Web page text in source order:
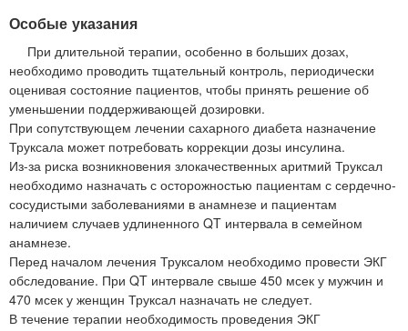
Особые указания
При длительной терапии, особенно в больших дозах,
необходимо проводить тщательный контроль, периодически
оценивая состояние пациентов, чтобы принять решение об
уменьшении поддерживающей дозировки.
При сопутствующем лечении сахарного диабета назначение
Труксала может потребовать коррекции дозы инсулина.
Из-за риска возникновения злокачественных аритмий Труксал
необходимо назначать с осторожностью пациентам с сердечно-
сосудистыми заболеваниями в анамнезе и пациентам
наличием случаев удлиненного QT интервала в семейном
анамнезе.
Перед началом лечения Труксалом необходимо провести ЭКГ
обследование. При QT интервале свыше 450 мсек у мужчин и
470 мсек у женщин Труксал назначать не следует.
В течение терапии необходимость проведения ЭКГ